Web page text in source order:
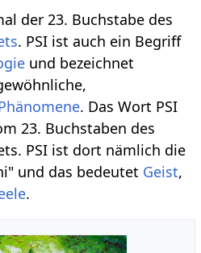
der 23. Buchstabe des
. PSI ist auch ein Begriff
und bezeichnet
. Das Wort PSI
23. Buchstaben des
PSI ist dort nämlich die
und das bedeutet Geist,
.